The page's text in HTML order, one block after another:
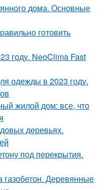
дома. Основные
готовить
году. NeoClima Fast
одежды в 2023 году.
жилой дом: все, что
деревьях.
под перекрытия.
Деревянные